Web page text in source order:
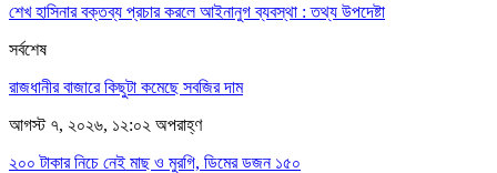
শেখ হাসিনার বক্তব্য প্রচার করলে আইনানুগ ব্যবস্থা : তথ্য উপদেষ্টা
সর্বশেষ
রাজধানীর বাজারে কিছুটা কমেছে সবজির দাম
আগস্ট ৭, ২০২৬, ১২:০২ অপরাহ্ণ
২০০ টাকার নিচে নেই মাছ ও মুরগি, ডিমের ডজন ১৫০